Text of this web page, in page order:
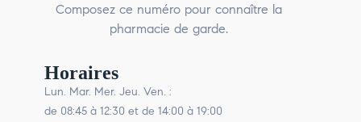
Composez ce numéro pour connaître la
pharmacie de garde.
Horaires
Lun. Mar. Mer. Jeu. Ven. :
de 08:45 à 12:30 et de 14:00 à 19:00